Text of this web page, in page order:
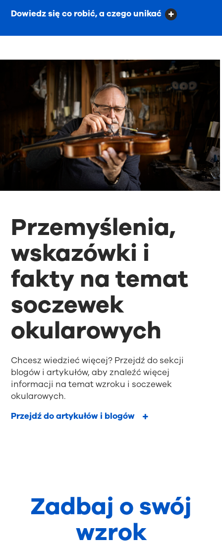
Dowiedz się co robić, a czego unikać
Przemyślenia,
wskazówki i
fakty na temat
soczewek
okularowych
Chcesz wiedzieć więcej? Przejdź do sekcji
blogów i artykułów, aby znaleźć więcej
informacji na temat wzroku i soczewek
okularowych.
Przejdź do artykułów i blogów
Zadbaj o swój
wzrok